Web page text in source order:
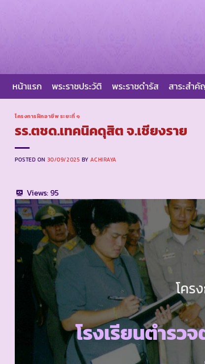
หน้าแรก พระราชประวัติ พระราชดำรัส สาระสำ
โครงการฝึกอาชีพ ระยะที่ ๑
รร.ตชด.เทคนิคดุสิต จ.เชียงราย
POSTED ON 30/09/2025 BYACHIRAYA
Views:95
โคร
โรงเรียนตำรว